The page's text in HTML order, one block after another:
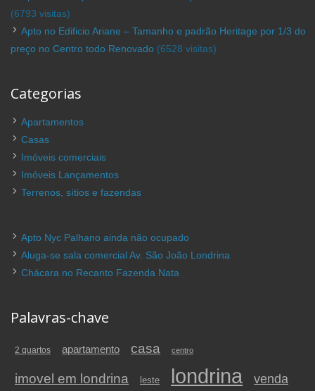
(6793 visitas)
Apto no Edificio Ariane – Tamanho e padrão Heritage por 1/3 do
preço no Centro todo Renovado (6528 visitas)
Categorias
Apartamentos
Casas
Imóveis comerciais
Imóveis Lançamentos
Terrenos, sítios e fazendas
Apto Nyc Palhano ainda não ocupado
Aluga-se sala comercial Av. São João Londrina
Chácara no Recanto Fazenda Nata
Palavras-chave
2 quartos apartamento casa centro
imovel em londrina leste londrina venda